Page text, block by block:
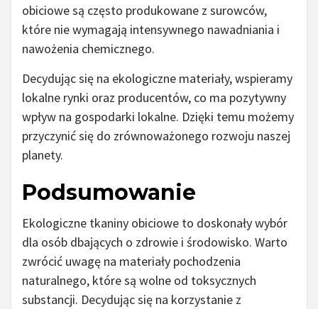
obiciowe są często produkowane z surowców,
które nie wymagają intensywnego nawadniania i
nawożenia chemicznego.
Decydując się na ekologiczne materiały, wspieramy
lokalne rynki oraz producentów, co ma pozytywny
wpływ na gospodarki lokalne. Dzięki temu możemy
przyczynić się do zrównoważonego rozwoju naszej
planety.
Podsumowanie
Ekologiczne tkaniny obiciowe to doskonały wybór
dla osób dbających o zdrowie i środowisko. Warto
zwrócić uwagę na materiały pochodzenia
naturalnego, które są wolne od toksycznych
substancji. Decydując się na korzystanie z